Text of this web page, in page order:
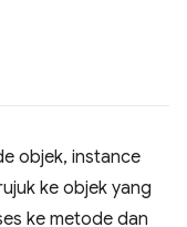
objek, instance
ke objek yang
ke metode dan